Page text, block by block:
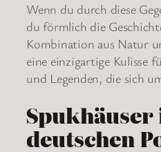
Wenn du durch diese
du förmlich die
Kombination aus Natur
eine einzigartige Kulisse
und Legenden, die sich
deutschen